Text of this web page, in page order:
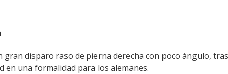
disparo raso de pierna derecha con poco ángulo,
en una formalidad para los alemanes.